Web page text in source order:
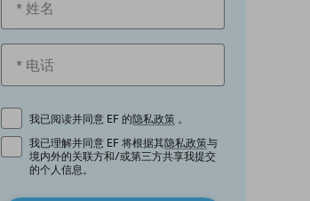
我已阅读并同意 EF 的隐私政策 。
我已理解并同意 EF 将根据其隐私政策与
境内外的关联方和/或第三方共享我提交
的个人信息。